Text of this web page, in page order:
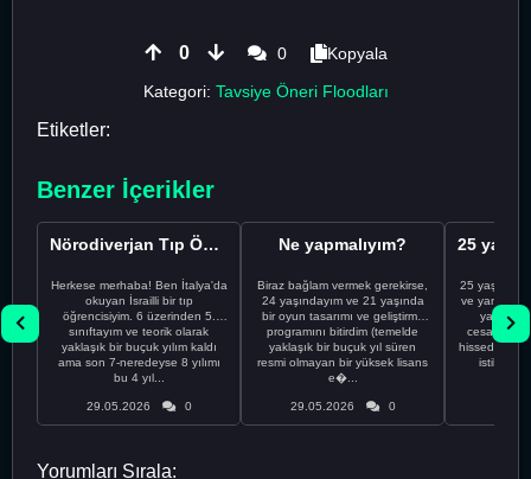
0 0
Kopyala
Kategori: Tavsiye Öneri Floodları
Etiketler:
Benzer İçerikler
Nörodiverjan Tıp Öğrencisi Yeni Bir Yol Arıyor
Herkese merhaba! Ben İtalya'da
okuyan İsrailli bir tıp
öğrencisiyim. 6 üzerinden 5.
sınıftayım ve teorik olarak
yaklaşık bir buçuk yılım kaldı
ama son 7-neredeyse 8 yılımı
bu 4 yıl...
29.05.2026 0
Ne yapmalıyım?
Biraz bağlam vermek gerekirse,
24 yaşındayım ve 21 yaşında
bir oyun tasarımı ve geliştirme
programını bitirdim (temelde
yaklaşık bir buçuk yıl süren
resmi olmayan bir yüksek lisans
e�...
29.05.2026 0
25
ve yanlış
cesaretimin
Yorumları Sırala: